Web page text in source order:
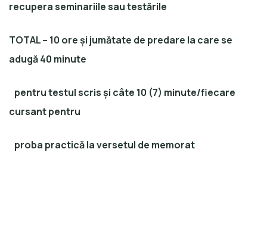
recupera seminariile sau testările
TOTAL– 10 ore și jumătate de predare la care se
adugă 40 minute
pentru testul scris și câte 10 (7) minute/fiecare
cursant pentru
proba practică la versetul de memorat